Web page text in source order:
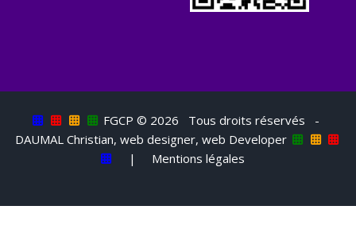
FGCP © 2026 Tous droits réservés -
DAUMAL Christian, web designer, web Developer
|
Mentions légales